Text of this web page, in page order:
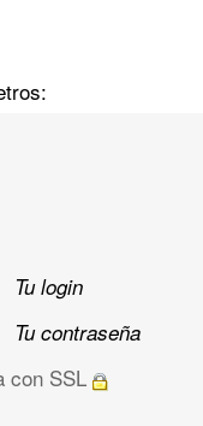
Tu login
Tu contraseña
con SSL